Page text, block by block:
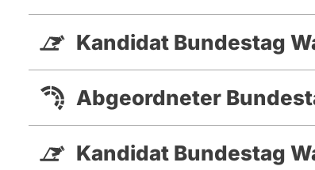
Kandidat Bundestag
Abgeordneter
Kandidat Bundestag